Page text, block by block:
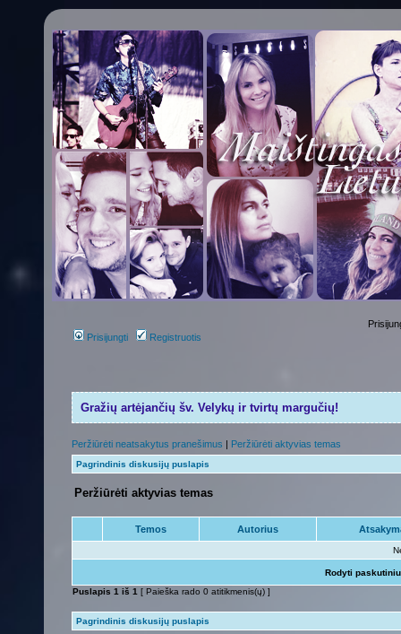
Prisijungti Registruotis
Gražių artėjančių šv. Velykų ir tvirtų margučių!
Peržiūrėti neatsakytus pranešimus | Peržiūrėti aktyvias temas
Pagrindinis diskusijų puslapis
Peržiūrėti aktyvias temas
Temos Autorius
Rodyti
Puslapis 1 iš 1 [ Paieška rado 0 atitikmenis(ų) ]
Pagrindinis diskusijų puslapis